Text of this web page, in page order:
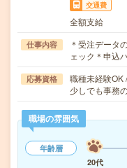
交通費
全額支給
仕事内容
＊受注データ
ェック＊申込
応募資格
職種未経験OK
少しでも事務
職場の雰囲気
年齢層
20代